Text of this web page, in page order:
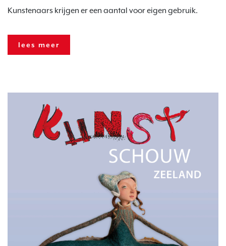
Kunstenaars krijgen er een aantal voor eigen gebruik.
lees meer